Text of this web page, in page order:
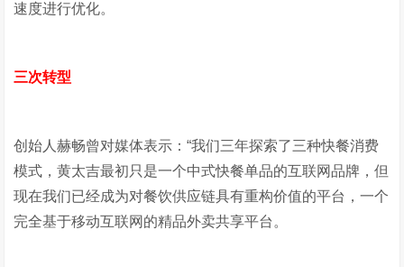
速度进行优化。
三次转型
创始人赫畅曾对媒体表示：“我们三年探索了三种快餐消费
模式，黄太吉最初只是一个中式快餐单品的互联网品牌，但
现在我们已经成为对餐饮供应链具有重构价值的平台，一个
完全基于移动互联网的精品外卖共享平台。